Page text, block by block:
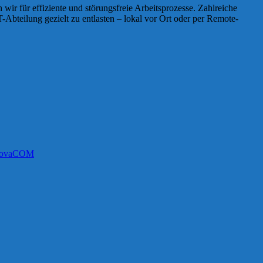
für effiziente und störungsfreie Arbeitsprozesse. Zahlreiche
Abteilung gezielt zu entlasten – lokal vor Ort oder per Remote-